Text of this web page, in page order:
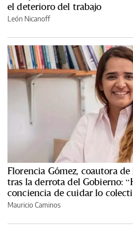
el deterioro del trabajo
León Nicanoff
Florencia Gómez, coautora de
tras la derrota del Gobierno:
conciencia de cuidar lo
Mauricio Caminos